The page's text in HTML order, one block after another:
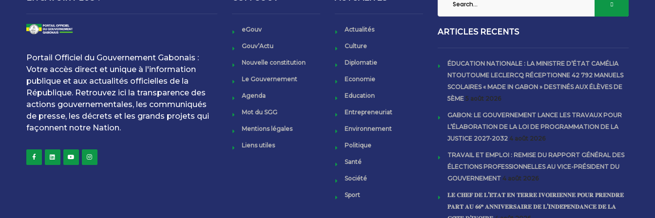
Portail Officiel du Gouvernement Gabonais :
Votre accès direct et unique à l'information
publique et aux actualités officielles de la
République. Retrouvez ici la transparence des
actions gouvernementales, les communiqués
de presse, les décrets et les grands projets qui
façonnent notre Nation.
eGouv
Gouv’Actu
Nouvelle constitution
Le Gouvernement
Agenda
Mot du SGG
Mentions légales
Liens utiles
Actualités
Culture
Diplomatie
Economie
Education
Entrepreneuriat
Environnement
Politique
Santé
Société
Sport
ARTICLES RECENTS
ÉDUCATION NATIONALE : LA MINISTRE D’ÉTAT CAMÉLIA
NTOUTOUME LECLERCQ RÉCEPTIONNE 42 792 MANUELS
SCOLAIRES « MADE IN GABON » DESTINÉS AUX ÉLÈVES DE
5ÈME 5 août 2026
GABON: LE GOUVERNEMENT LANCE LES TRAVAUX POUR
L’ÉLABORATION DE LA LOI DE PROGRAMMATION DE LA
JUSTICE 2027-2032 4 août 2026
TRAVAIL ET EMPLOI : REMISE DU RAPPORT GÉNÉRAL DES
ÉLECTIONS PROFESSIONNELLES AU VICE-PRÉSIDENT DU
GOUVERNEMENT 4 août 2026
𝐋𝐄 𝐂𝐇𝐄𝐅 𝐃𝐄 𝐋’𝐄́𝐓𝐀𝐓 𝐄𝐍 𝐓𝐄𝐑𝐑𝐄 𝐈𝐕𝐎𝐈𝐑𝐈𝐄𝐍𝐍𝐄 𝐏𝐎𝐔𝐑 𝐏𝐑𝐄𝐍𝐃𝐑𝐄
𝐏𝐀𝐑𝐓 𝐀𝐔 𝟔𝟔ᵉ 𝐀𝐍𝐍𝐈𝐕𝐄𝐑𝐒𝐀𝐈𝐑𝐄 𝐃𝐄 𝐋’𝐈𝐍𝐃𝐄́𝐏𝐄𝐍𝐃𝐀𝐍𝐂𝐄 𝐃𝐄 𝐋𝐀